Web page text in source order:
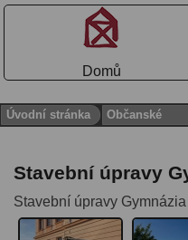
Domů
Úvodní stránka Občanské
Stavební úpravy
Stavební úpravy